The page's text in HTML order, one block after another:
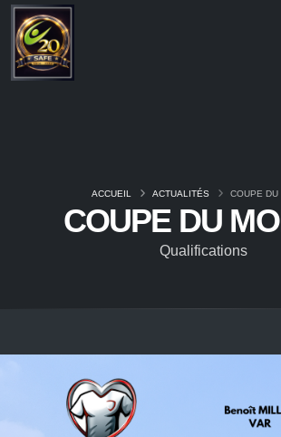
COUPE DU
Qualifications
ACCUEIL ACTUALITÉS COUPE DU